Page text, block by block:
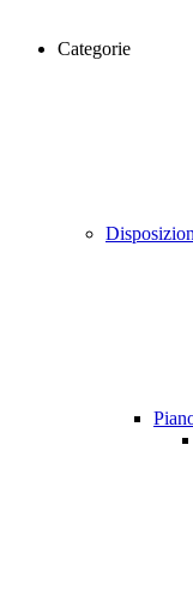
Categorie